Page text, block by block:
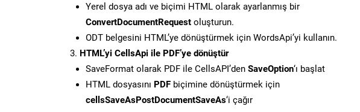
Yerel dosya adı ve biçimi HTML olarak ayarlanmış bir
ConvertDocumentRequest oluşturun.
ODT belgesini HTML’ye dönüştürmek için WordsApi’yi kullanın.
HTML’yi CellsApi ile PDF’ye dönüştür
SaveFormat olarak PDF ile CellsAPI’den SaveOption‘ı başlat
HTML dosyasını PDF biçimine dönüştürmek için
cellsSaveAsPostDocumentSaveAs‘i çağır